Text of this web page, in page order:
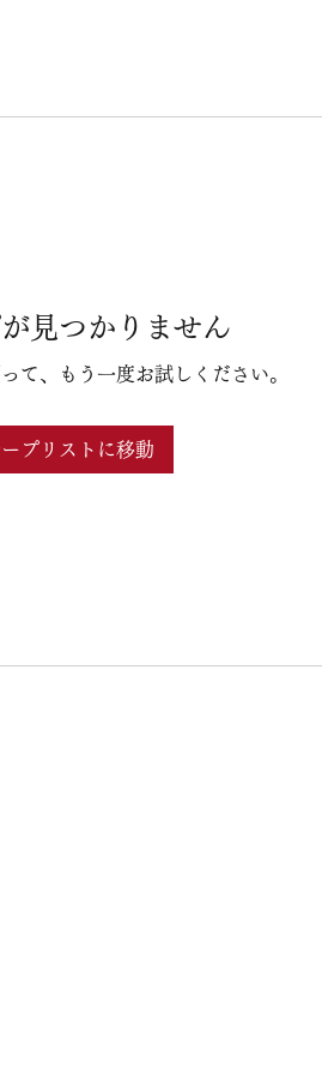
見つかりません
て、もう一度お試しください。
プリストに移動